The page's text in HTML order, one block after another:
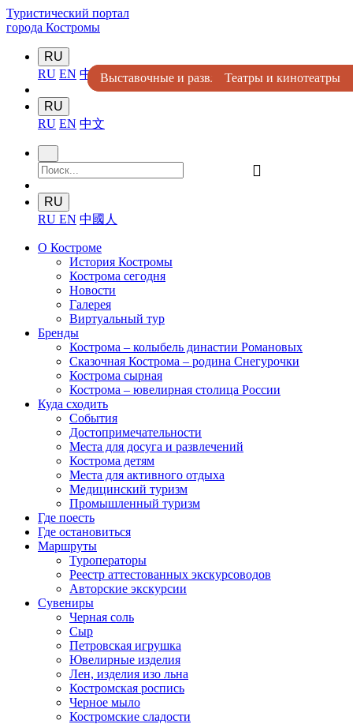
Туристический портал
города Костромы
RU
RU EN 中國人
RU
RU EN 中文
󰍉
RU
RU EN 中國人
О Костроме
История Костромы
Кострома сегодня
Новости
Галерея
Виртуальный тур
Бренды
Кострома – колыбель династии Романовых
Сказочная Кострома – родина Снегурочки
Кострома сырная
Кострома – ювелирная столица России
Куда сходить
События
Достопримечательности
Места для досуга и развлечений
Кострома детям
Места для активного отдыха
Медицинский туризм
Промышленный туризм
Где поесть
Где остановиться
Маршруты
Туроператоры
Реестр аттестованных экскурсоводов
Авторские экскурсии
Сувениры
Черная соль
Сыр
Петровская игрушка
Ювелирные изделия
Лен, изделия изо льна
Костромская роспись
Черное мыло
Костромские сладости
Выставочные и развлекательные комплексы
Цирк и зоопарки
Цирк и зоопарки
Выставочные и развлекательные комплексы
Театры и кинотеатры